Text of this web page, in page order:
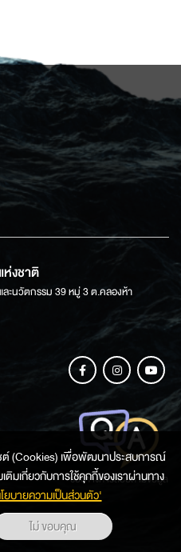
งชาติ
ะนวัตกรรม 39 หมู่ 3 ต.คลองห้า
ช่องทางการสอบถามข้อมูล
ซต์ (Cookies) เพื่อพัฒนาประสบการณ์
มเกี่ยวกับการใช้คุกกี้ของเราผ่านทาง
ยบายความเป็นส่วนตัว'
ไม่ ขอบคุณ